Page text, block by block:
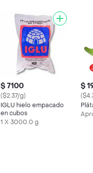
$ 7100
($2.37/g)
IGLU hielo empacado
en cubos
1 X 3000.0 g
$